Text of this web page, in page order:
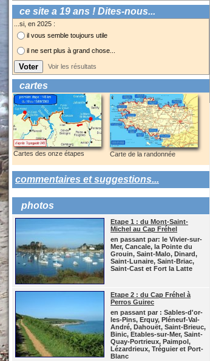
ce site a 19 ans ! Dites-nous...
...si, en 2025 :
il vous semble toujours utile
il ne sert plus à grand chose...
Voir les résultats
cartes
Cartes des onze étapes Carte de la randonnée
commentaires et suggestions...
photos
Etape 1 : du Mont-Saint-
Michel au Cap Fréhel
en passant par: le Vivier-sur-
Mer, Cancale, la Pointe du
Grouin, Saint-Malo, Dinard,
Saint-Lunaire, Saint-Briac,
Saint-Cast et Fort la Latte
Etape 2 : du Cap Fréhel à
Perros Guirec
en passant par : Sables-d'or-
les-Pins, Erquy, Pléneuf-Val-
André, Dahouët, Saint-Brieuc,
Binic, Etables-sur-Mer, Saint-
Quay-Portrieux, Paimpol,
Lézardrieux, Tréguier et Port-
Blanc